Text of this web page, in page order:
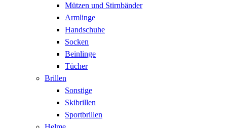
Mützen und Stirnbänder
Armlinge
Handschuhe
Socken
Beinlinge
Tücher
Brillen
Sonstige
Skibrillen
Sportbrillen